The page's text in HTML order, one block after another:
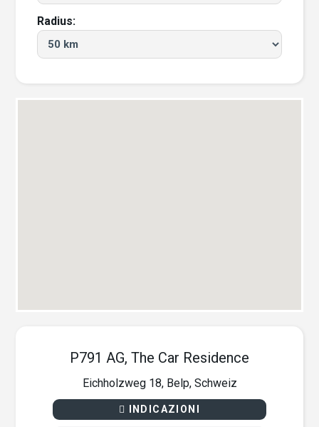
Radius:
P791 AG, The Car Residence
Eichholzweg 18, Belp, Schweiz
INDICAZIONI